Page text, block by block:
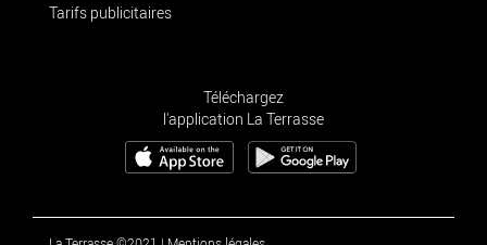
Tarifs publicitaires
Téléchargez
l'application La Terrasse